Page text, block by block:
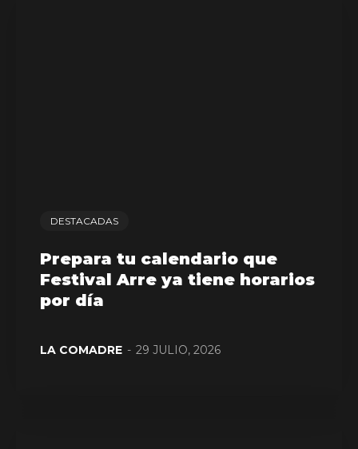
DESTACADAS
Prepara tu calendario que
Festival Arre ya tiene horarios
por día
LA COMADRE - 29 JULIO, 2026